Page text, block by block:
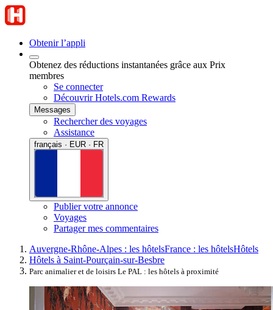
Obtenir l’appli
Obtenez des réductions instantanées grâce aux Prix
membres
Se connecter
Découvrir Hotels.com Rewards
Messages
Rechercher des voyages
Assistance
français · EUR · FR
Publier votre annonce
Voyages
Partager mes commentaires
Auvergne-Rhône-Alpes : les hôtelsFrance : les hôtelsHôtels
Hôtels à Saint-Pourçain-sur-Besbre
Parc animalier et de loisirs Le PAL : les hôtels à proximité